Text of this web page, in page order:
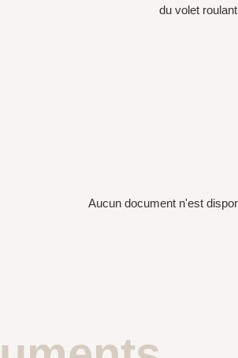
du volet
Aucun document n'est